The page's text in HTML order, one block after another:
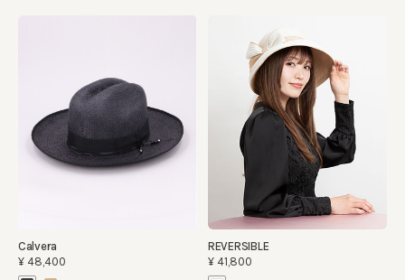
Calvera
¥48,400
REVERSIBLE
¥41,800